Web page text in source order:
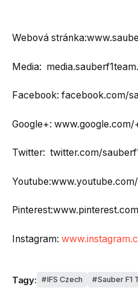
Webová
Media:
Facebook: facebook.com/
Google+:
Twitter: twitter.com/
Instagram:
Tagy: IFS Czech Sauber F1